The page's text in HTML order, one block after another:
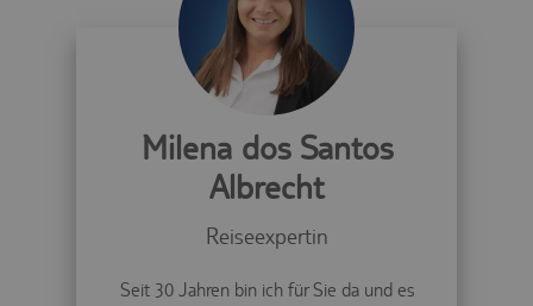
Milena dos Santos
Albrecht
Reiseexpertin
Seit 30 Jahren bin ich für Sie da und es